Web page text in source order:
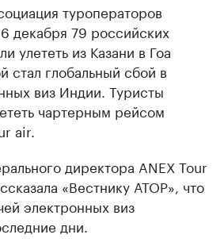
туроператоров
декабря 79 российских
улететь из Казани в Гоа
стал глобальный сбой в
виз Индии. Туристы
чартерным рейсом
air.
директора ANEX Tour
«Вестнику АТОР», что
электронных виз
дни.